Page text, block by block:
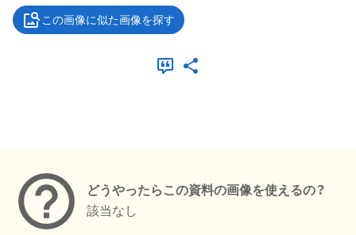
この画像に似た画像を探す
どうやったらこの資料の画像を使えるの？
該当なし